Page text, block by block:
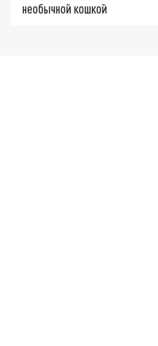
необычной кошкой